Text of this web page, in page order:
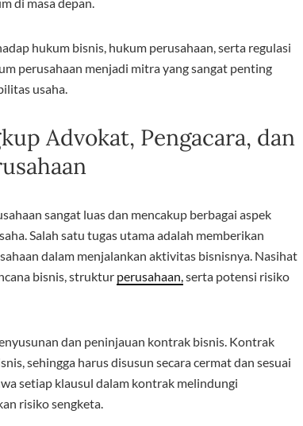
hukum bisnis, hukum perusahaan, serta regulasi
perusahaan menjadi mitra yang sangat penting
usaha.
Advokat, Pengacara, dan
sangat luas dan mencakup berbagai aspek
Salah satu tugas utama adalah memberikan
dalam menjalankan aktivitas bisnisnya. Nasihat
bisnis, struktur perusahaan,serta potensi risiko
dan peninjauan kontrak bisnis. Kontrak
sehingga harus disusun secara cermat dan sesuai
setiap klausul dalam kontrak melindungi
risiko sengketa.